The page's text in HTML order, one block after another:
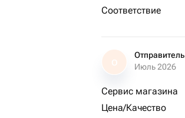
Соответствие
О
Отправитель
Июль 2026
Сервис магазина
Цена/Качество